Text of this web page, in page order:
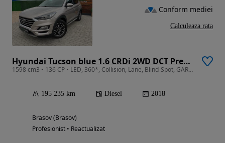
Hyundai Tucson blue 1.6 CRDi 2WD DCT Premium
1598 cm3 • 136 CP • LED, 360*, Collision, Lane, Blind-Spot, GARANTIE / RATE / DEALER AUTO
195 235 km Diesel 2018
Brasov (Brasov)
Profesionist • Reactualizat
Conform mediei
Calculeaza rata